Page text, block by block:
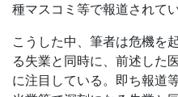
種マスコミ等で報道されてい
こうした中、筆者は危機を
る失業と同時に、前述した
に注目している。即ち報道